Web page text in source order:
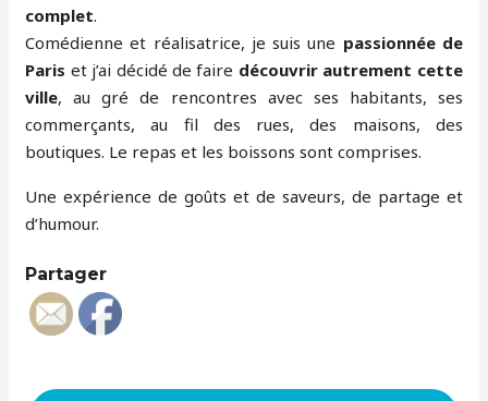
complet.
Comédienne et réalisatrice, je suis une passionnée de
Paris et j’ai décidé de faire découvrir autrement cette
ville, au gré de rencontres avec ses habitants, ses
commerçants, au fil des rues, des maisons, des
boutiques. Le repas et les boissons sont comprises.
Une expérience de goûts et de saveurs, de partage et
d’humour.
Partager